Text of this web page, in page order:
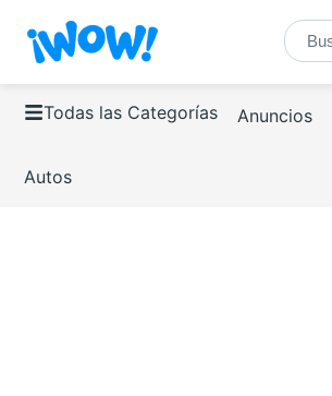
Todas las Categorías Anuncios
Autos